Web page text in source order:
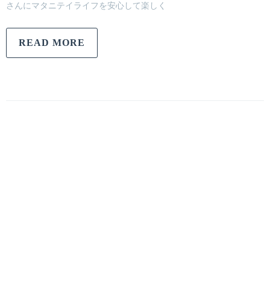
さんにマタニテイライフを安心して楽しく
READ MORE